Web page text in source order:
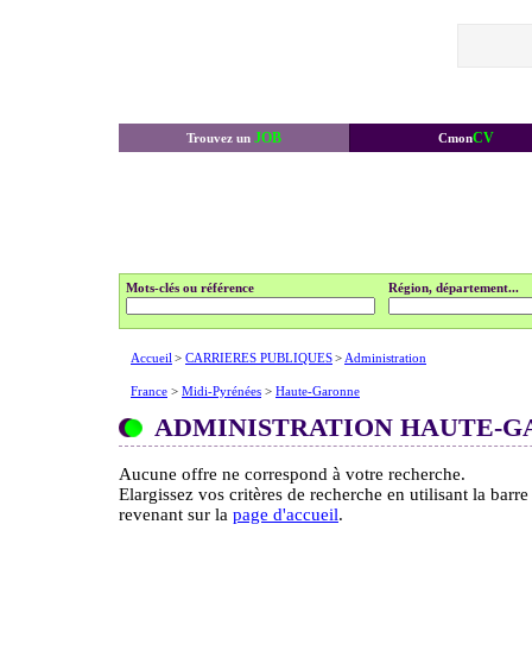
Trouvez un JOB CmonCV
Mots-clés ou référence Région, département...
Accueil > CARRIERES PUBLIQUES> Administration
France > Midi-Pyrénées > Haute-Garonne
ADMINISTRATION HAUTE-
Aucune offre ne correspond à votre recherche.
Elargissez vos critères de recherche en utilisant la
revenant sur la page d'accueil.